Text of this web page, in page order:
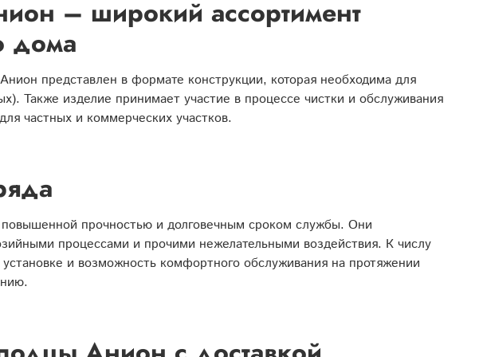
– широкий ассортимент
дома
представлен в формате конструкции, которая необходима для
Также изделие принимает участие в процессе чистки и обслуживания
частных и коммерческих участков.
прочностью и долговечным сроком службы. Они
процессами и прочими нежелательными воздействия. К числу
и возможность комфортного обслуживания на протяжении